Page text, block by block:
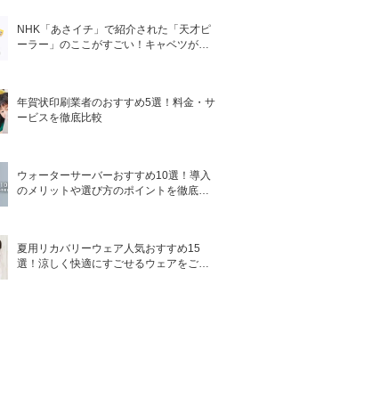
NHK「あさイチ」で紹介された「天才ピ
ーラー」のここがすごい！キャベツがほ
年賀状印刷業者のおすすめ5選！料金・サ
ービスを徹底比較
ウォーターサーバーおすすめ10選！導入
のメリットや選び方のポイントを徹底解
夏用リカバリーウェア人気おすすめ15
選！涼しく快適にすごせるウェアをご紹